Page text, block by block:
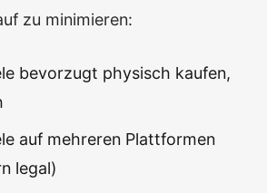
zu minimieren:
bevorzugt physisch kaufen,
auf mehreren Plattformen
legal)